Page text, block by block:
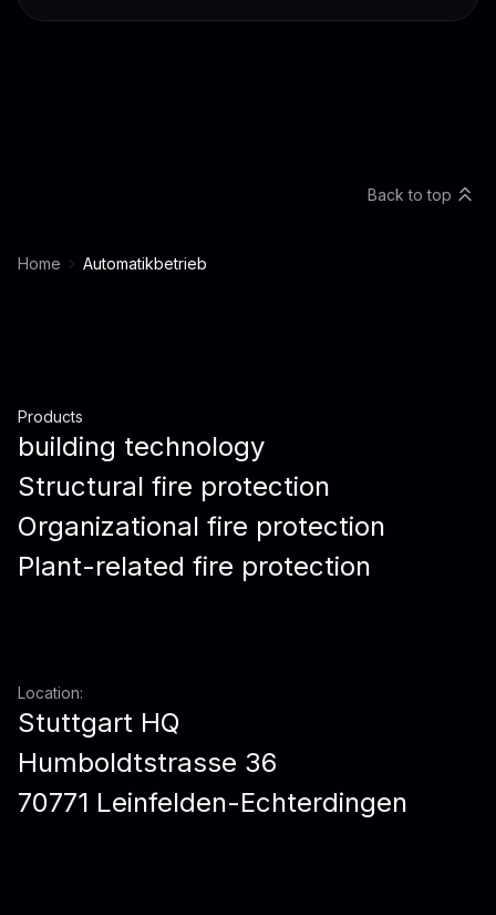
Home Automatikbetrieb
Back to top
Products
building technology
Structural fire protection
Organizational fire protection
Plant-related fire protection
Location:
Stuttgart HQ
Humboldtstrasse 36
70771 Leinfelden-Echterdingen